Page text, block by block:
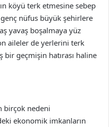
köyü terk etmesine sebep
nüfus büyük şehirlere
yavaş boşalmaya yüz
aileler de yerlerini terk
geçmişin hatırası haline
birçok nedeni
ekonomik imkanların